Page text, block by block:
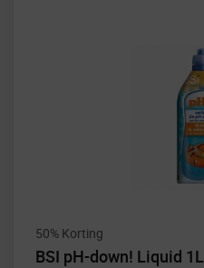
50% Korting
BSI pH-down! Liquid 1L